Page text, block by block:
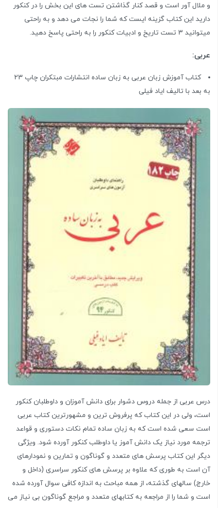
و ملال آور است و قصد کنار گذاشتن تست های این بخش را در کنکور
دارید این کتاب گزینه ایست که شما را نجات می دهد و به راحتی
میتوانید 3 تست تاریخ و ادبیات کنکور را به راحتی پاسخ دهید.
عربی:
کتاب آموزش زبان عربی به زبان ساده انتشارات مبتکران چاپ 23
به بعد با تالیف ایاد فیلی
درس عربی از جمله دروس دشوار برای دانش آموزان و داوطلبان کنکور
است، ولی در این کتاب که پرفروش ترین و مشهورترین کتاب عربی
است سعی شده است که به زبان ساده تمام نکات دستوری و قواعد
ترجمه مورد نیاز یک دانش آموز یا داوطلب کنکور آورده شود. ویژگی
دیگر این کتاب پرسش های متعدد و گوناگون و تمارین و نمودارهای
آن است به طوری که علاوه بر پرسش های کنکور سراسری (داخل و
خارج) سالهای گذشته، از همه مباحث به اندازه کافی سوال آورده شده
است و شما را از مراجعه به کتابهای متعدد و مراجع گوناگون بی نیاز می